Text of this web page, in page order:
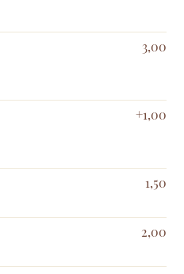
3,00
+1,00
1,50
2,00